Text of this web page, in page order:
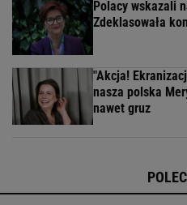
Polacy wskazali
Zdeklasowała
"Akcja!
nasza polska
nawet gruz